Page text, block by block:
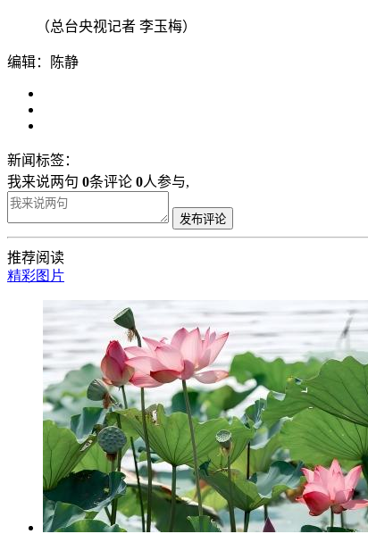
（总台央视记者 李玉梅）
编辑：陈静
新闻标签：
我来说两句 0条评论 0人参与,
发布评论
推荐阅读